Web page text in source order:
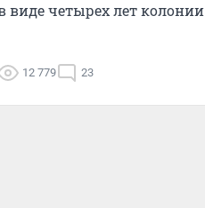
виде четырех лет колонии
12 779 23